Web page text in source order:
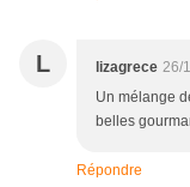
L lizagrece 26/
Un mélange
belles
Répondre